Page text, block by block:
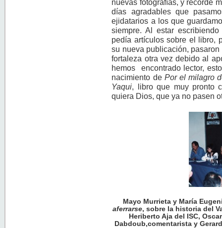
nuevas fotografías, y recordé
días agradables que
ejidatarios a los que
siempre. Al estar
pedía artículos sobre el libro,
su nueva publicación,
fortaleza otra vez debido al
hemos encontrado lector,
nacimiento de Por el milagro
Yaqui, libro que muy pronto
quiera Dios, que ya no pasen
Mayo Murrieta y María
aferrarse, sobre la historia del
Heriberto Aja del ISC,
Dabdoub,comentarista y